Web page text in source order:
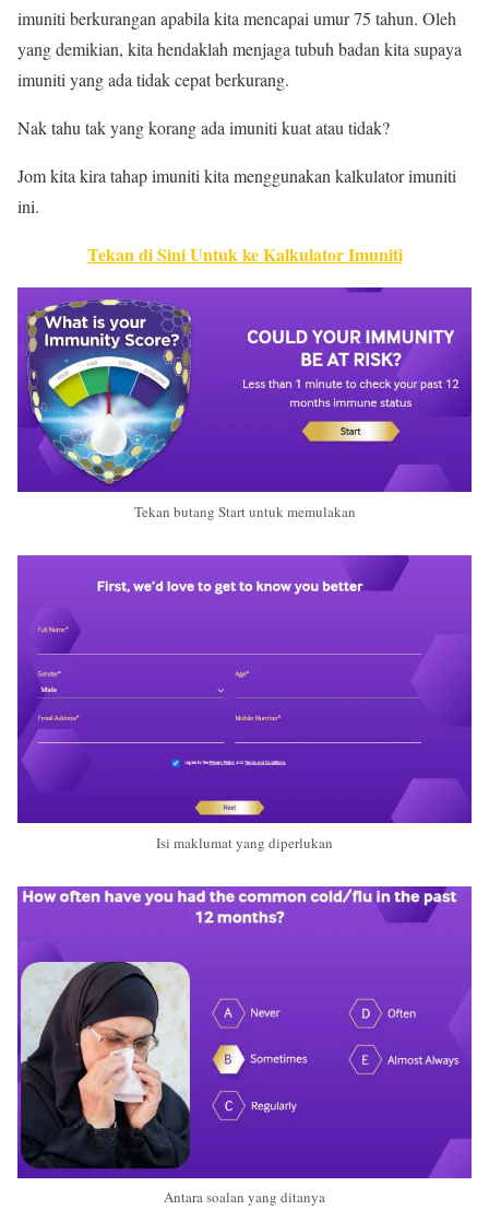
imuniti berkurangan apabila kita mencapai umur 75 tahun. Oleh
yang demikian, kita hendaklah menjaga tubuh badan kita supaya
imuniti yang ada tidak cepat berkurang.
Nak tahu tak yang korang ada imuniti kuat atau tidak?
Jom kita kira tahap imuniti kita menggunakan kalkulator imuniti
ini.
Tekan di Sini Untuk ke Kalkulator Imuniti
Tekan butang Start untuk memulakan
Isi maklumat yang diperlukan
Antara soalan yang ditanya